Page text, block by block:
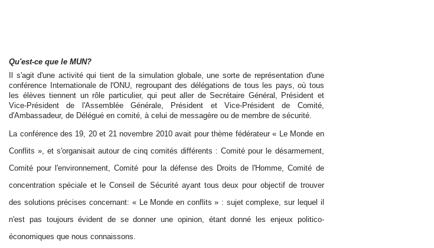
Qu'est-ce que le MUN?
Il s'agit d'une activité qui tient de la simulation globale, une sorte de représentation d'une
conférence Internationale de l'ONU, regroupant des délégations de tous les pays, où tous
les élèves tiennent un rôle particulier, qui peut aller de Secrétaire Général, Président et
Vice-Président de l'Assemblée Générale, Président et Vice-Président de Comité,
d'Ambassadeur, de Délégué en comité, à celui de messagère ou de membre de sécurité.
La conférence des 19, 20 et 21 novembre 2010 avait pour thème fédérateur « Le Monde en
Conflits », et s'organisait autour de cinq comités différents : Comité pour le désarmement,
Comité pour l'environnement, Comité pour la défense des Droits de l'Homme, Comité de
concentration spéciale et le Conseil de Sécurité ayant tous deux pour objectif de trouver
des solutions précises concernant: « Le Monde en conflits » : sujet complexe, sur lequel il
n'est pas toujours évident de se donner une opinion, étant donné les enjeux politico-
économiques que nous connaissons.